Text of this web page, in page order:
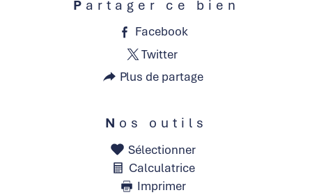
Partager ce bien
Facebook
Twitter
Plus de partage
Nos outils
Sélectionner
Calculatrice
Imprimer